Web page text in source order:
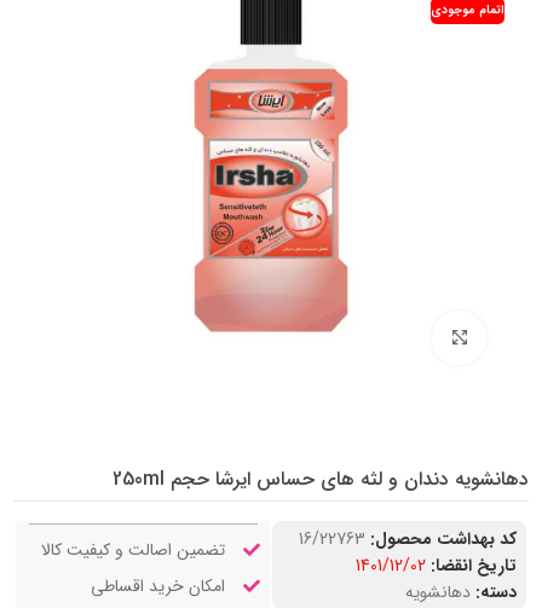
اتمام موجودی
بزرگنمایی تصویر
دهانشویه دندان و لثه های حساس ایرشا حجم 250ml
کد بهداشت محصول: 16/22763
تاریخ انقضا: 1401/12/02
دسته: دهانشویه
تضمین اصالت و کیفیت کالا
امکان خرید اقساطی